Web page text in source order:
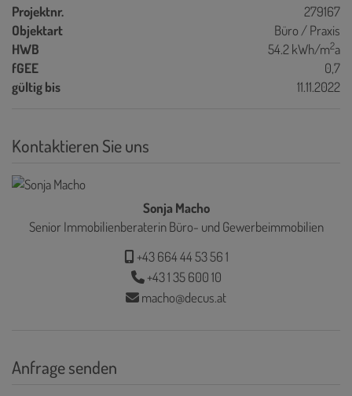
Projektnr.
279167
Objektart
Büro / Praxis
HWB
54.2 kWh/m2a
fGEE
0,7
gültig bis
11.11.2022
Kontaktieren Sie uns
Sonja Macho
Senior Immobilienberaterin Büro- und Gewerbeimmobilien
+43 664 44 53 56 1
+43 1 35 600 10
macho@decus.at
Anfrage senden